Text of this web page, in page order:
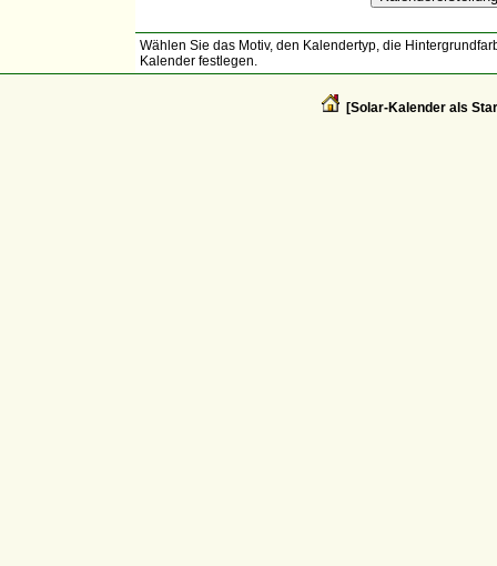
Wählen Sie das Motiv, den Kalendertyp, die
Kalender festlegen.
[Solar-Kalender als